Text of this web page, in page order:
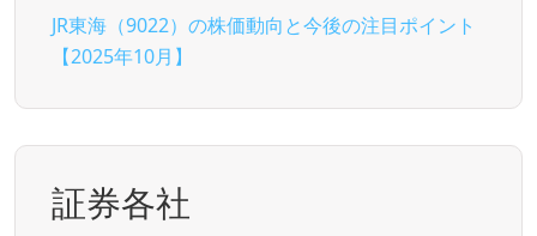
JR東海（9022）の株価動向と今後の注目ポイント
【2025年10月】
証券各社